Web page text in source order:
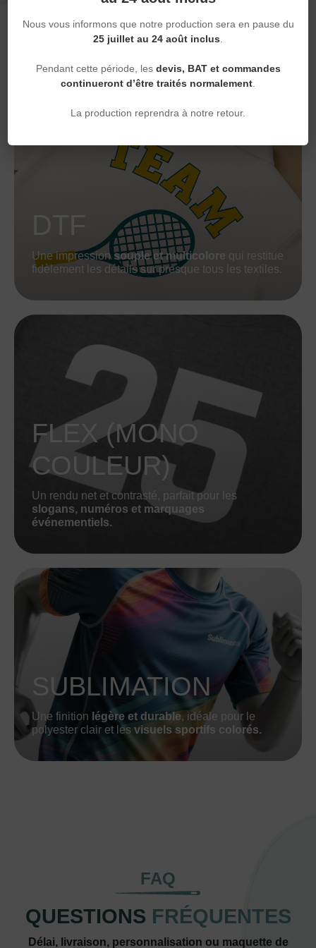
Nous vous informons que notre production sera en pause du
25 juillet au 24 août inclus.
Pendant cette période, les devis, BAT et commandes
continueront d’être traités normalement.
La production reprendra à notre retour.
Grâce à ses fils de qualité et à safinesse
d’exécution, elle offre unrendu professionnel
qui met en valeur chaque logo, nom
DTF
Une impressionsouple et multicolore qui restitue
fidèlement les détails sur presque tous les textiles.
FLEX (MONO
COULEUR)
Un rendu net et contrasté, parfait pour les
slogans, numéros et marquages
événementiels.
SUBLIMATION
Une finition légère et durable, idéale pour le
polyester clair et les visuels sportifs colorés.
FAQ
QUESTIONS FRÉQUENTES
Délai, livraison, personnalisation ou maquette de